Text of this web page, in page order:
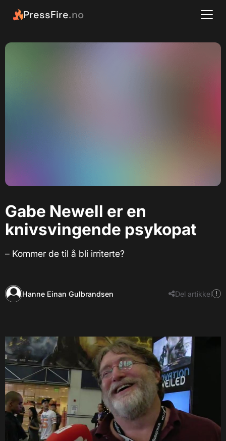
PressFire.no
Gabe Newell er en
knivsvingende psykopat
– Kommer de til å bli irriterte?
Hanne Einan Gulbrandsen Del artikkel